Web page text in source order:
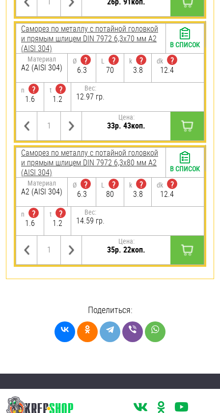
Саморез по металлу с потайной головкой
и прямым шлицем DIN 7972 6,3х70 мм А2
(AISI 304)
Материал
А2 (AISI 304)
Ø
?
6.3
L
?
70
k
?
3.8
dk
?
12.4
n
?
1.6
t
?
1.2
Вес:
12.97 гр.
Цена:
33р. 43коп.
В СПИСОК
Саморез по металлу с потайной головкой
и прямым шлицем DIN 7972 6,3х80 мм А2
(AISI 304)
Материал
А2 (AISI 304)
Ø
?
6.3
L
?
80
k
?
3.8
dk
?
12.4
n
?
1.6
t
?
1.2
Вес:
14.59 гр.
Цена:
35р. 22коп.
В СПИСОК
Поделиться: